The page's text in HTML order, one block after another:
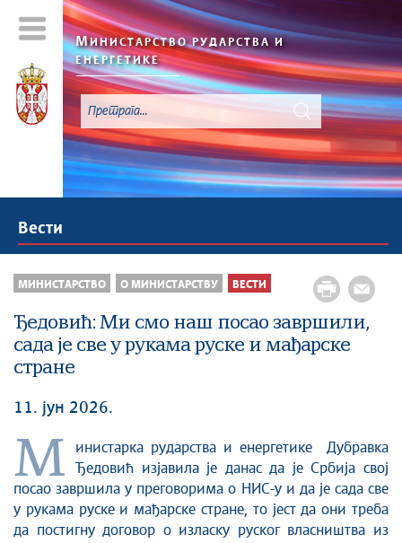
МИНИСТАРСТВО РУДАРСТВА И
ЕНЕРГЕТИКЕ
Вести
МИНИСТАРСТВО О МИНИСТАРСТВУ ВЕСТИ
Ђедовић: Ми смо наш посао завршили,
сада је све у рукама руске и мађарске
стране
11. јун 2026.
М
инистарка рударства и енергетике Дубравка
Ђедовић изјавила је данас да је Србија свој
посао завршила у преговорима о НИС-у и да је сада све
у рукама руске и мађарске стране, то јест да они треба
да постигну договор о изласку руског власништва из